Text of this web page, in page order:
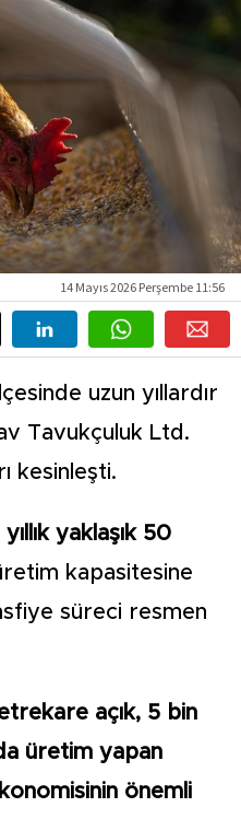
14 Mayıs 2026 Perşembe 11:56
uzun yıllardır
Tavukçuluk Ltd.
kesinleşti.
yaklaşık 50
kapasitesine
süreci resmen
açık, 5 bin
üretim yapan
önemli